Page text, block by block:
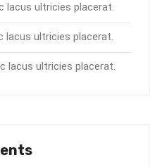
lacus ultricies placerat.
lacus ultricies placerat.
lacus ultricies placerat.